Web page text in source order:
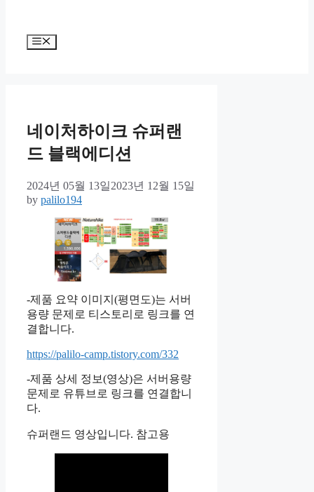
Menu
네이처하이크 슈퍼랜
드 블랙에디션
2024년 05월 13일2023년 12월 15일
by palilo194
-제품 요약 이미지(평면도)는 서버
용량 문제로 티스토리로 링크를 연
결합니다.
https://palilo-camp.tistory.com/332
-제품 상세 정보(영상)은 서버용량
문제로 유튜브로 링크를 연결합니
다.
슈퍼랜드 영상입니다. 참고용